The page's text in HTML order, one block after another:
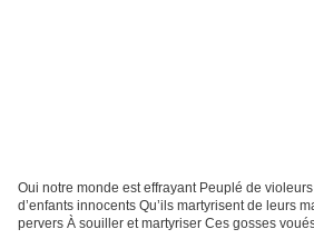
Oui notre monde est effrayant Peuplé de
d’enfants innocents Qu’ils martyrisent de leurs
pervers À souiller et martyriser Ces gosses